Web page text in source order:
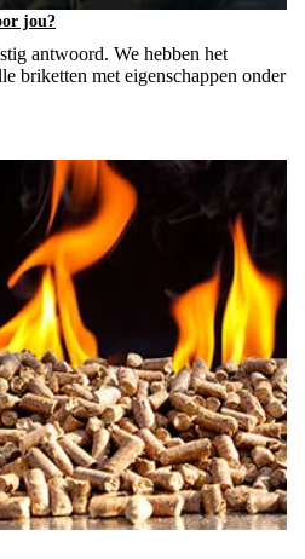
jou?
antwoord. We hebben het
briketten met eigenschappen onder